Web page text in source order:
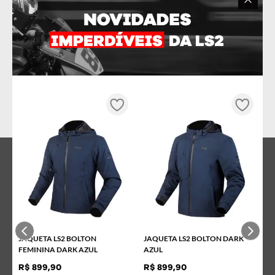
JAQUETA LS2 BOLTON
FEMININA DARK AZUL
R$ 899,90
JAQUETA LS2 BOLTON DARK
AZUL
R$ 899,90
VENTILAÇÃO
Sáida de ar superior
Narigueira